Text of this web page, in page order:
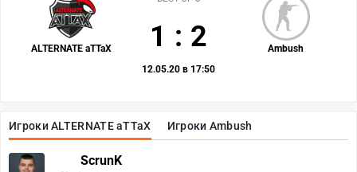
Игроки ALTERNATE aTTaX Игроки Ambush
ScrunK
ALTERNATE aTTaX Ambush
1 : 2
12.05.20 в 17:50